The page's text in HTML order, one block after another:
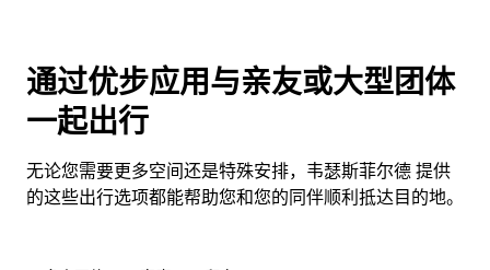
通过优步应用与亲友或大型团体
一起出行
无论您需要更多空间还是特殊安排，韦瑟斯菲尔德 提供
的这些出行选项都能帮助您和您的同伴顺利抵达目的地。